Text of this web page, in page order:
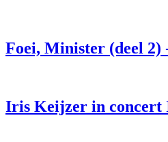
Foei, Minister (deel 2)
Iris Keijzer in concert